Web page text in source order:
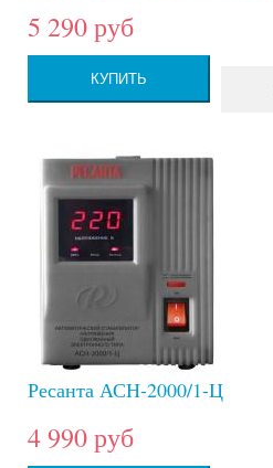
5 290 руб
КУПИТЬ
Ресанта АСН-2000/1-Ц
4 990 руб